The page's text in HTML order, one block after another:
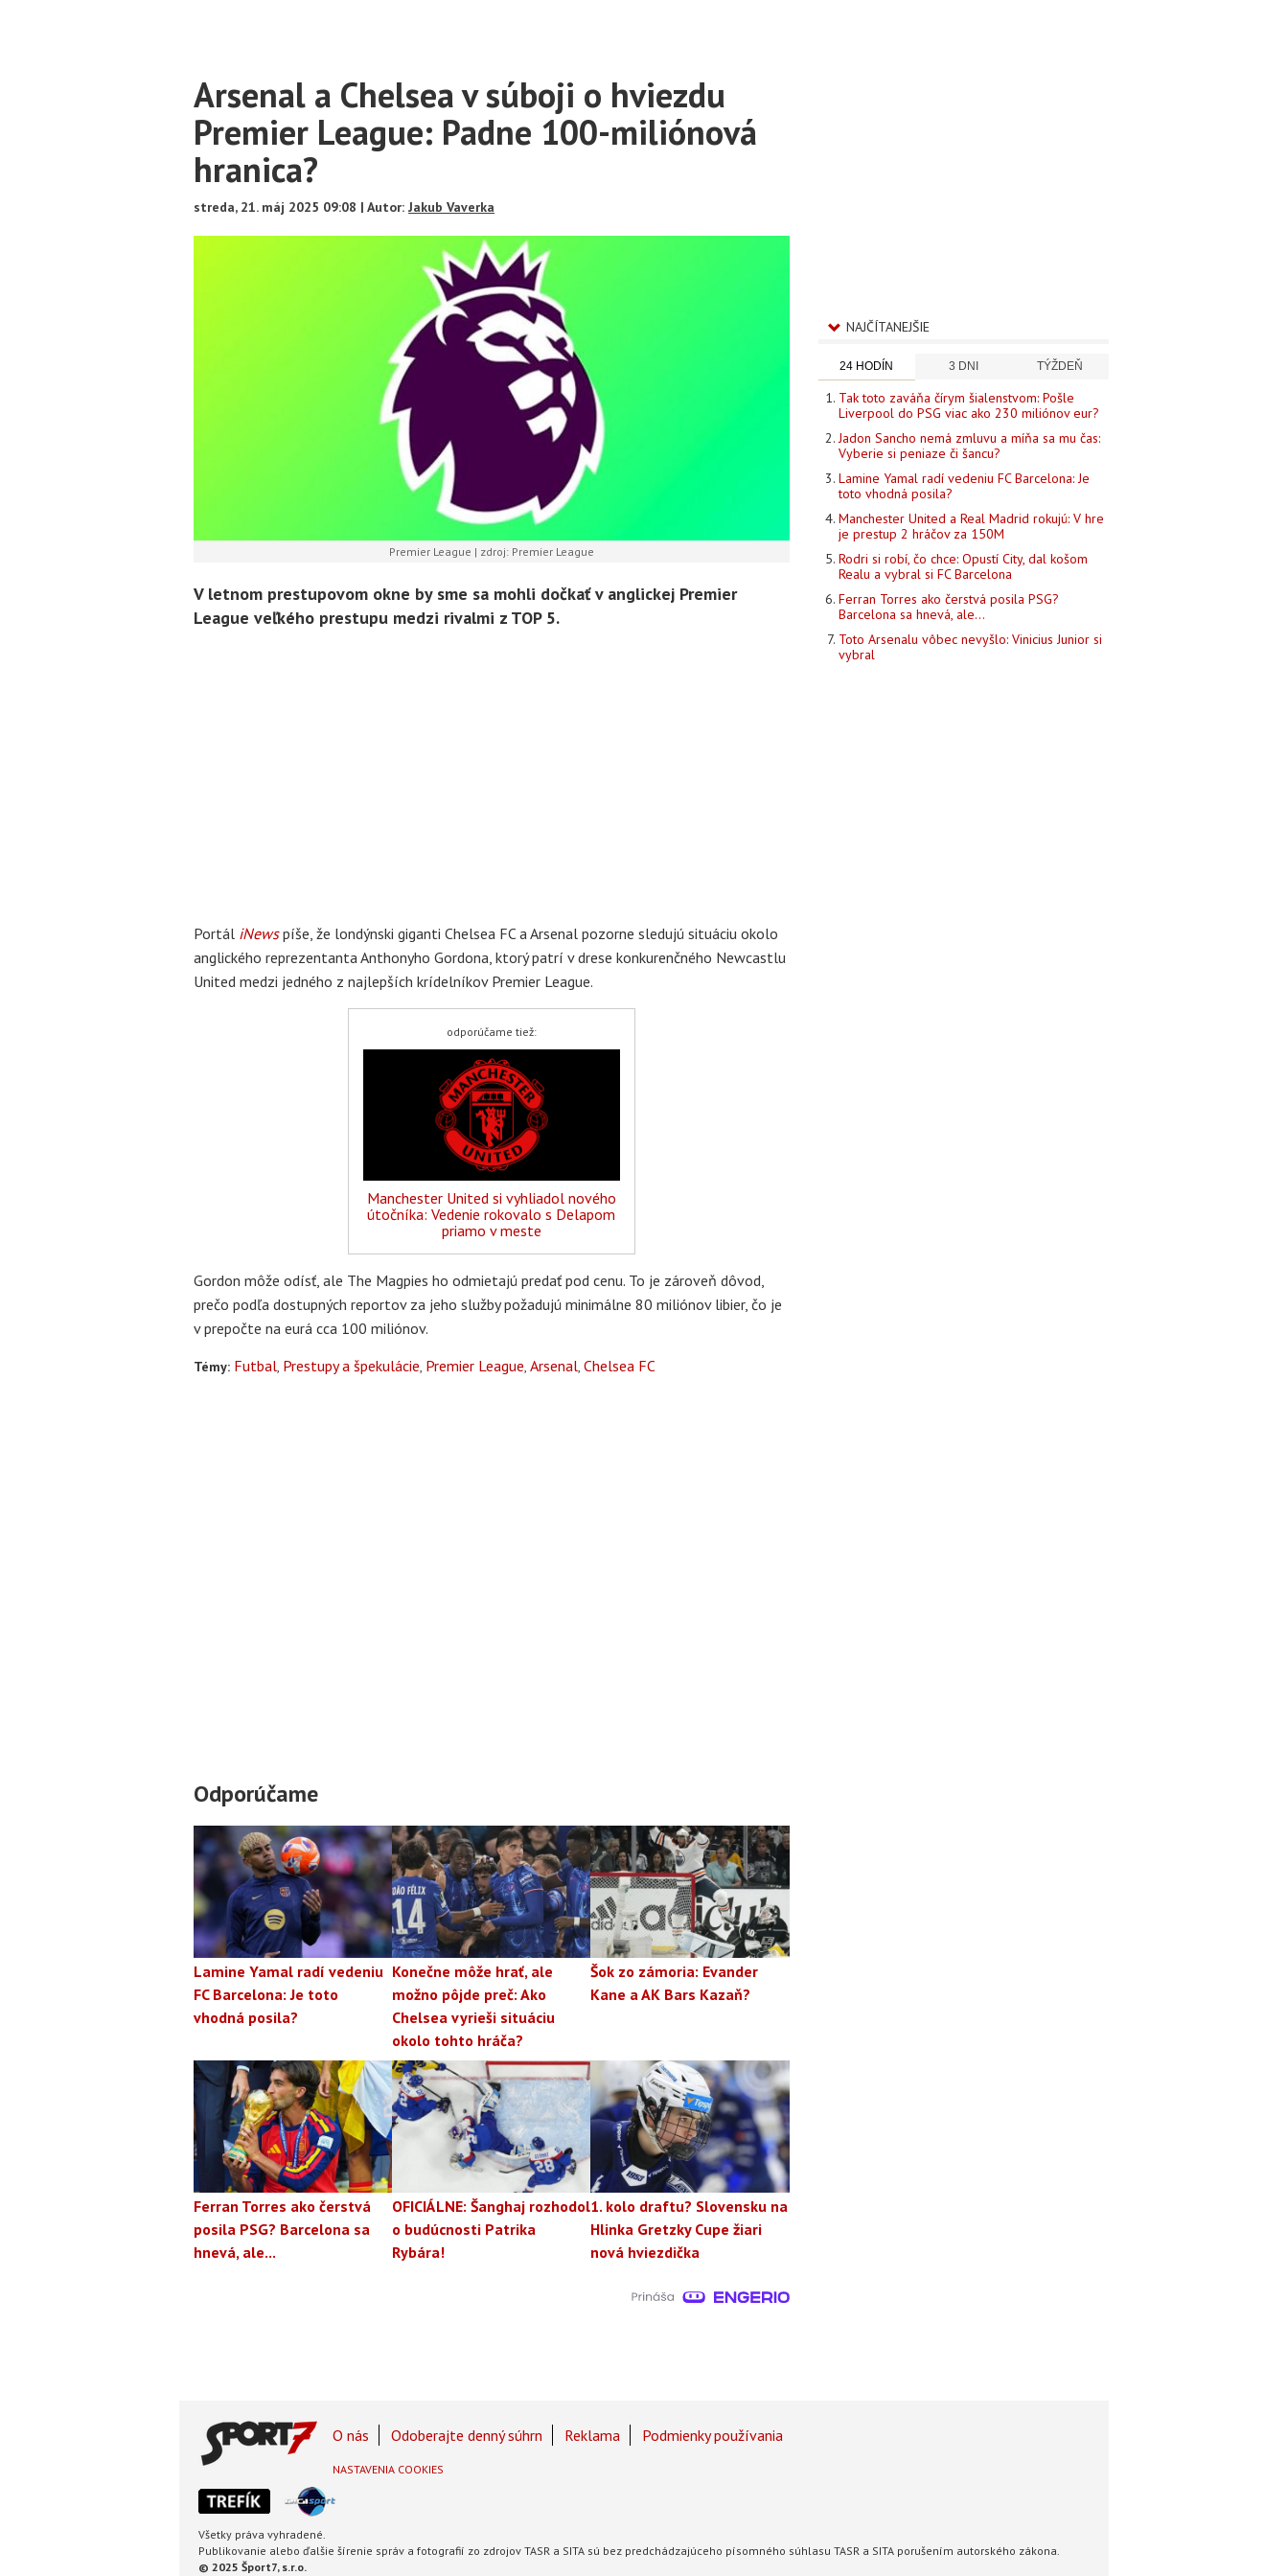
Main
Content
Arsenal a Chelsea v súboji o hviezdu
Premier League: Padne 100-miliónová
hranica?
streda, 21. máj 2025 09:08 | Autor: Jakub Vaverka
Premier League | zdroj: Premier League
V letnom prestupovom okne by sme sa mohli dočkať v anglickej Premier
League veľkého prestupu medzi rivalmi z TOP 5.
Portál iNewspíše, že londýnski giganti Chelsea FC a Arsenal pozorne sledujú situáciu okolo
anglického reprezentanta Anthonyho Gordona, ktorý patrí v drese konkurenčného Newcastlu
United medzi jedného z najlepších krídelníkov Premier League.
odporúčame tiež:
Manchester United si vyhliadol nového
útočníka: Vedenie rokovalo s Delapom
priamo v meste
Gordon môže odísť, ale The Magpies ho odmietajú predať pod cenu. To je zároveň dôvod,
prečo podľa dostupných reportov za jeho služby požadujú minimálne 80 miliónov libier, čo je
v prepočte na eurá cca 100 miliónov.
Témy: Futbal Prestupy a špekulácie Premier League Arsenal Chelsea FC
Odporúčame
Lamine Yamal radí vedeniu
FC Barcelona: Je toto
vhodná posila?
Konečne môže hrať, ale
možno pôjde preč: Ako
Chelsea vyrieši situáciu
okolo tohto hráča?
Šok zo zámoria: Evander
Kane a AK Bars Kazaň?
Ferran Torres ako čerstvá
posila PSG? Barcelona sa
hnevá, ale...
OFICIÁLNE: Šanghaj rozhodol
o budúcnosti Patrika
Rybára!
1. kolo draftu? Slovensku na
Hlinka Gretzky Cupe žiari
nová hviezdička
NAJČÍTANEJŠIE
24 HODÍN 3 DNI TÝŽDEŇ
Tak toto zaváňa čírym šialenstvom: Pošle
Liverpool do PSG viac ako 230 miliónov eur?
Jadon Sancho nemá zmluvu a míňa sa mu čas:
Vyberie si peniaze či šancu?
Lamine Yamal radí vedeniu FC Barcelona: Je
toto vhodná posila?
Manchester United a Real Madrid rokujú: V hre
je prestup 2 hráčov za 150M
Rodri si robí, čo chce: Opustí City, dal košom
Realu a vybral si FC Barcelona
Ferran Torres ako čerstvá posila PSG?
Barcelona sa hnevá, ale...
Toto Arsenalu vôbec nevyšlo: Vinicius Junior si
vybral
Footer
Footer
Menu
O nás Odoberajte denný súhrn Reklama Podmienky používania
NASTAVENIA COOKIES
Všetky práva vyhradené.
Publikovanie alebo ďalšie šírenie správ a fotografií zo zdrojov TASR a SITA sú bez predchádzajúceho písomného súhlasu TASR a SITA porušením autorského zákona.
© 2025 Šport7, s.r.o.